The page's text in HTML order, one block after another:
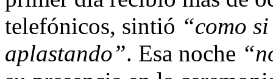
telefónicos, sintió “como
aplastando”. Esa noche